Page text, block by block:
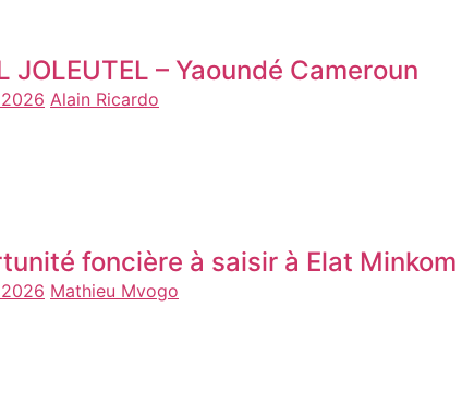
JOLEUTEL – Yaoundé Cameroun
Alain Ricardo
foncière à saisir à Elat Minkom
Mathieu Mvogo